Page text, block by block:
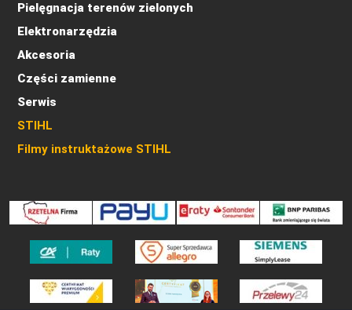
Pielęgnacja terenów zielonych
Elektronarzędzia
Akcesoria
Części zamienne
Serwis
STIHL
Filmy instruktażowe STIHL